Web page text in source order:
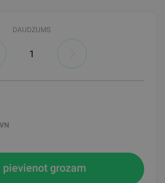
DAUDZUMS
pievienot grozam